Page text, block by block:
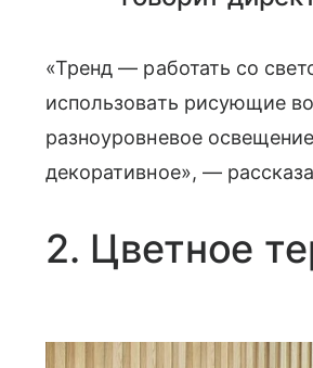
«Тренд — работать со
использовать рисующие
разноуровневое
декоративное», —
2. Цветное